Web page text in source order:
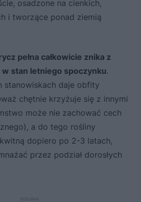
osadzone na cienkich,
i tworzące ponad ziemią
pełna całkowicie znika z
stan letniego spoczynku.
stanowiskach daje obfity
chętnie krzyżuje się z innymi
może nie zachować cech
a do tego rośliny
dopiero po 2-3 latach,
przez podział dorosłych